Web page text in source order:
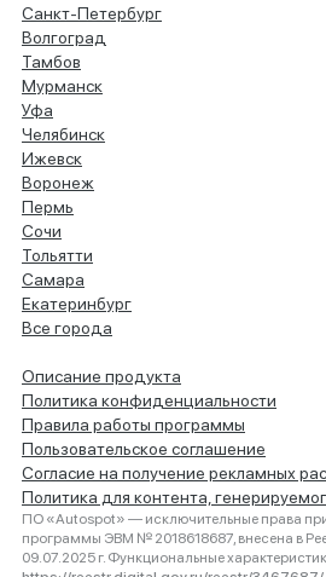
Санкт-Петербург
Волгоград
Тамбов
Мурманск
Уфа
Челябинск
Ижевск
Воронеж
Пермь
Сочи
Тольятти
Самара
Екатеринбург
Все города
Описание продукта
Политика конфиденциальности
Правила работы программы
Пользовательское соглашение
Согласие на получение рекламных
Политика для контента,
ПО «Autospot» — исключительные права
программы ЭВМ № 2018618687, внесена в
09.07.2025 г. Функциональные